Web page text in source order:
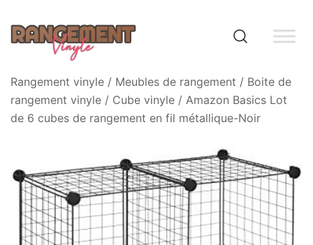
content
Rangement vinyle
Rangement vinyle / Meubles de rangement / Boite de
rangement vinyle / Cube vinyle / Amazon Basics Lot
de 6 cubes de rangement en fil métallique-Noir